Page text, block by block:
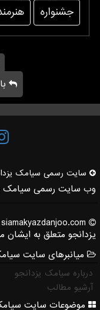
جشنواره
سایت رسمی سیامك
وب سایت رسمی سیامک
یزدانجو متعلق به ایشان
میانبرهای سایت
درباره سیامک یزدانجو
آرشیو مطالب
موضوعات سایت